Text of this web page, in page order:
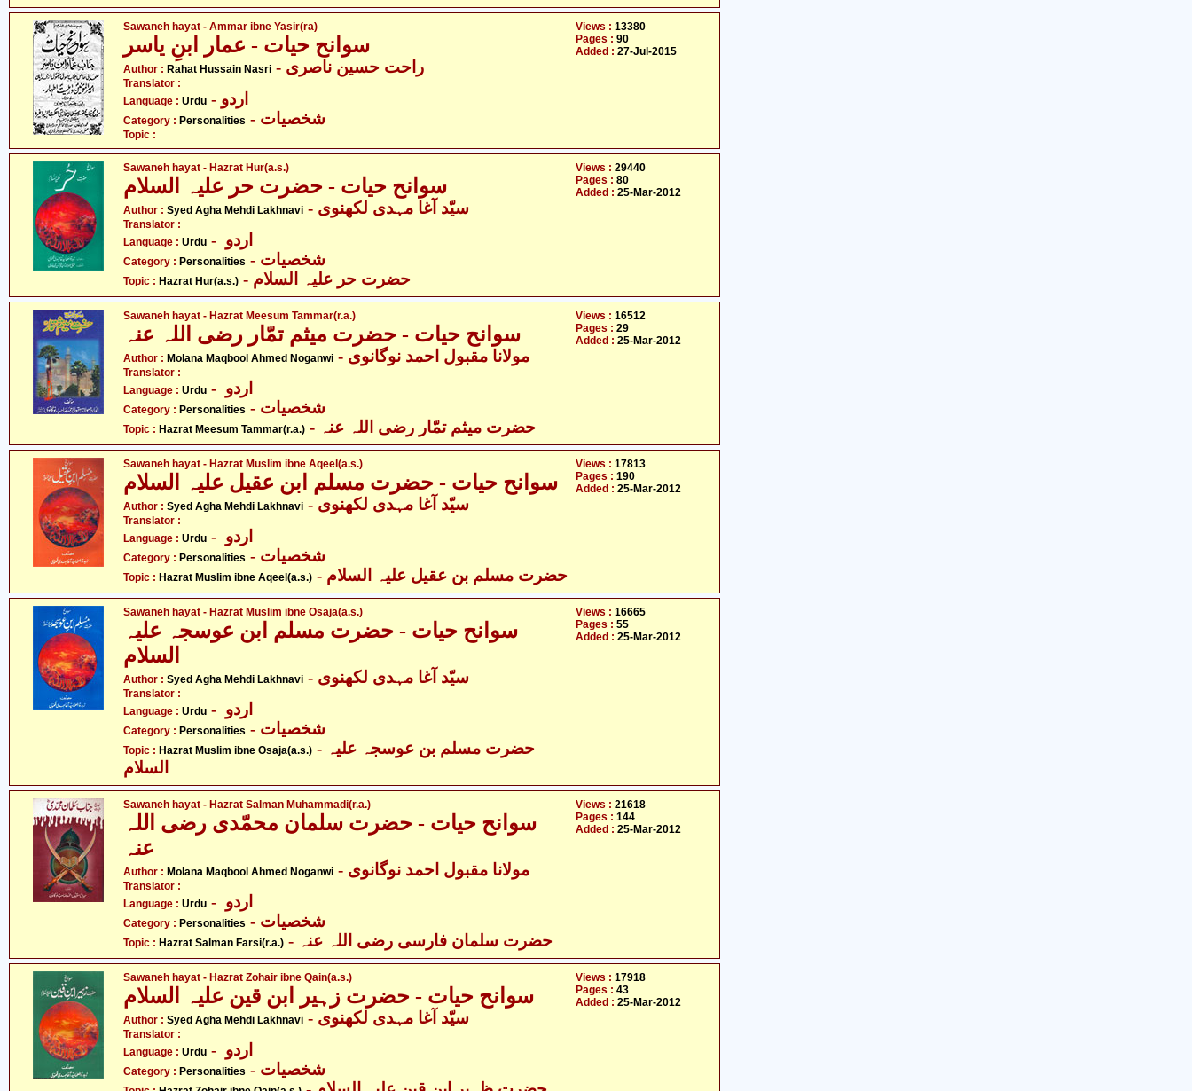
Sawaneh hayat - Ammar ibne Yasir(ra)
سوانح حیات - عمار ابنِ یاسر
Author : Rahat Hussain Nasri - راحت حسین ناصری
Translator :
Language : Urdu - اردو
Category : Personalities - شخصیات
Topic :
Views : 13380
Pages : 90
Added : 27-Jul-2015
Sawaneh hayat - Hazrat Hur(a.s.)
سوانح حیات - حضرت حر علیہ السلام
Author : Syed Agha Mehdi Lakhnavi - سیّد آغا مہدی لکھنوی
Translator :
Language : Urdu
Category : Personalities - شخصیات
Topic : Hazrat Hur(a.s.) - حضرت حر علیہ السلام
Views : 29440
Pages : 80
Added : 25-Mar-2012
Sawaneh hayat - Hazrat Meesum Tammar(r.a.)
سوانح حیات - حضرت میثم تمّار رضی اللہ عنہ
Author : Molana Maqbool Ahmed Noganwi - مولانا مقبول احمد نوگانوی
Translator :
Language : Urdu
Category : Personalities - شخصیات
Topic : Hazrat Meesum Tammar(r.a.) - حضرت میثم تمّار رضی اللہ عنہ
Views : 16512
Pages : 29
Added : 25-Mar-2012
Sawaneh hayat - Hazrat Muslim ibne Aqeel(a.s.)
سوانح حیات - حضرت مسلم ابن عقیل علیہ السلام
Author : Syed Agha Mehdi Lakhnavi - سیّد آغا مہدی لکھنوی
Translator :
Language : Urdu
Category : Personalities - شخصیات
Topic : Hazrat Muslim ibne Aqeel(a.s.) - حضرت مسلم بن عقیل علیہ السلام
Views : 17813
Pages : 190
Added : 25-Mar-2012
Sawaneh hayat - Hazrat Muslim ibne Osaja(a.s.)
سوانح حیات - حضرت مسلم ابن عوسجہ علیہ
السلام
Author : Syed Agha Mehdi Lakhnavi - سیّد آغا مہدی لکھنوی
Translator :
Language : Urdu
Category : Personalities - شخصیات
Topic : Hazrat Muslim ibne Osaja(a.s.) - حضرت مسلم بن عوسجہ علیہ
السلام
Views : 16665
Pages : 55
Added : 25-Mar-2012
Sawaneh hayat - Hazrat Salman Muhammadi(r.a.)
سوانح حیات - حضرت سلمان محمّدی رضی اللہ
عنہ
Author : Molana Maqbool Ahmed Noganwi - مولانا مقبول احمد نوگانوی
Translator :
Language : Urdu
Category : Personalities - شخصیات
Topic : Hazrat Salman Farsi(r.a.) - حضرت سلمان فارسی رضی اللہ عنہ
Views : 21618
Pages : 144
Added : 25-Mar-2012
Sawaneh hayat - Hazrat Zohair ibne Qain(a.s.)
سوانح حیات - حضرت زہیر ابن قین علیہ السلام
Author : Syed Agha Mehdi Lakhnavi - سیّد آغا مہدی لکھنوی
Translator :
Language : Urdu
Category : Personalities - شخصیات
Views : 17918
Pages : 43
Added : 25-Mar-2012